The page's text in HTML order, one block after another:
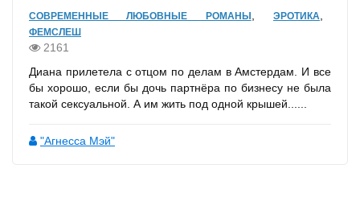
СОВРЕМЕННЫЕ ЛЮБОВНЫЕ РОМАНЫ ,ЭРОТИКА
ФЕМСЛЕШ
2161
Диана прилетела с отцом по делам в Амстердам. И все
бы хорошо, если бы дочь партнёра по бизнесу не была
такой сексуальной. А им жить под одной крышей......
"Агнесса Мэй"